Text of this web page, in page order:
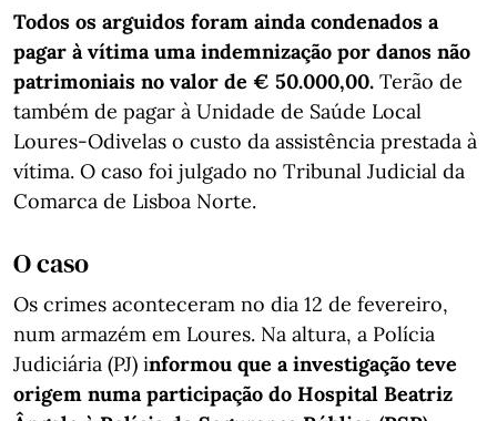
Todos os arguidos foram ainda condenados a
pagar à vítima uma indemnização por danos não
patrimoniais no valor de € 50.000,00. Terão de
também de pagar à Unidade de Saúde Local
Loures-Odivelas o custo da assistência prestada à
vítima. O caso foi julgado no Tribunal Judicial da
Comarca de Lisboa Norte.
O caso
Os crimes aconteceram no dia 12 de fevereiro,
num armazém em Loures. Na altura, a Polícia
Judiciária (PJ) informou que a investigação teve
origem numa participação do Hospital Beatriz